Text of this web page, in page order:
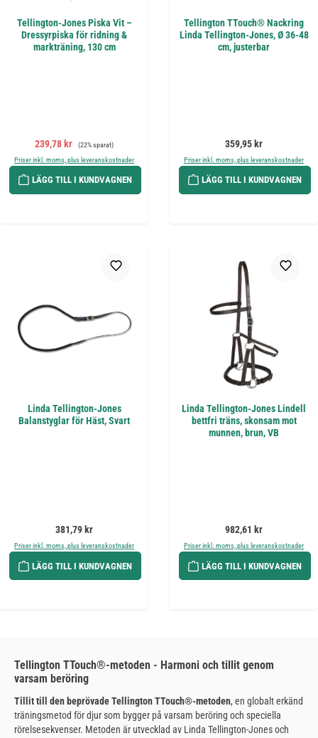
Tellington-Jones Piska Vit –
Dressyrpiska för ridning &
markträning, 130 cm
Försäljningspris:
239,78 kr Ordinarie pris:
(22% sparat)
Priser inkl. moms, plus leveranskostnader
LÄGG TILL I KUNDVAGNEN
Tellington TTouch® Nackring
Linda Tellington-Jones, Ø 36-48
cm, justerbar
Ordinarie pris:
359,95 kr
Priser inkl. moms, plus leveranskostnader
LÄGG TILL I KUNDVAGNEN
Linda Tellington-Jones
Balanstyglar för Häst, Svart
Ordinarie pris:
381,79 kr
Priser inkl. moms, plus leveranskostnader
LÄGG TILL I KUNDVAGNEN
Linda Tellington-Jones Lindell
bettfri träns, skonsam mot
munnen, brun, VB
Ordinarie pris:
982,61 kr
Priser inkl. moms, plus leveranskostnader
LÄGG TILL I KUNDVAGNEN
Tellington TTouch®-metoden - Harmoni och tillit genom
varsam beröring
Tillit till den beprövade Tellington TTouch®-metoden, en globalt erkänd
träningsmetod för djur som bygger på varsam beröring och speciella
rörelsesekvenser. Metoden är utvecklad av Linda Tellington-Jones och